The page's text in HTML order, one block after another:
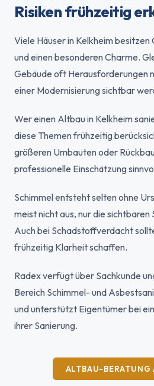
Risiken frühzeitig
Viele Häuser in Kelkheim
und einen besonderen Charme.
Gebäude oft Herausforderungen
einer Modernisierung sichtbar
Wer einen Altbau in Kelkheim
diese Themen frühzeitig
größeren Umbauten oder
professionelle Einschätzung
Schimmel entsteht selten ohne
meist nicht aus, nur die sichtbaren
Auch bei Schadstoffverdacht
frühzeitig Klarheit schaffen.
Radex verfügt über Sachkunde
Bereich Schimmel- und
und unterstützt Eigentümer bei
ihrer Sanierung.
ALTBAU-BERATUNG